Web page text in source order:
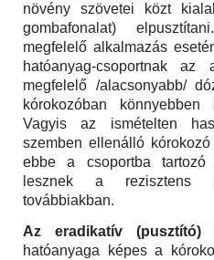
növény szövetei közt
gombafonalat)
megfelelő alkalmazás
hatóanyag-csoportnak az
megfelelő /alacsonyabb/
kórokozóban
Vagyis az ismételten
szemben ellenálló
ebbe a csoportba tartozó
lesznek a rezisztens
továbbiakban.
Az eradikatív (pusztító)
hatóanyaga képes a